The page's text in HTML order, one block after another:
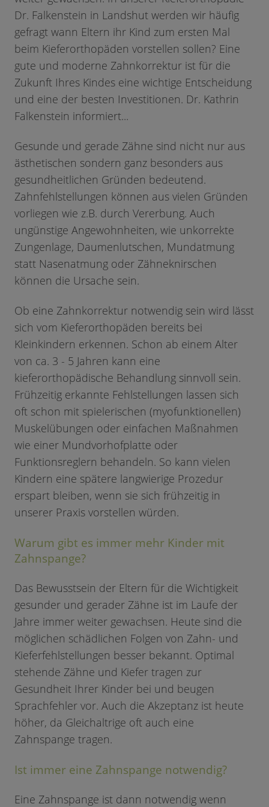
Dr. Falkenstein in Landshut werden wir häufig
gefragt wann Eltern ihr Kind zum ersten Mal
beim Kieferorthopäden vorstellen sollen? Eine
gute und moderne Zahnkorrektur ist für die
Zukunft Ihres Kindes eine wichtige Entscheidung
und eine der besten Investitionen. Dr. Kathrin
Falkenstein informiert...
Gesunde und gerade Zähne sind nicht nur aus
ästhetischen sondern ganz besonders aus
gesundheitlichen Gründen bedeutend.
Zahnfehlstellungen können aus vielen Gründen
vorliegen wie z.B. durch Vererbung. Auch
ungünstige Angewohnheiten, wie unkorrekte
Zungenlage, Daumenlutschen, Mundatmung
statt Nasenatmung oder Zähneknirschen
können die Ursache sein.
Ob eine Zahnkorrektur notwendig sein wird lässt
sich vom Kieferorthopäden bereits bei
Kleinkindern erkennen. Schon ab einem Alter
von ca. 3 - 5 Jahren kann eine
kieferorthopädische Behandlung sinnvoll sein.
Frühzeitig erkannte Fehlstellungen lassen sich
oft schon mit spielerischen (myofunktionellen)
Muskelübungen oder einfachen Maßnahmen
wie einer Mundvorhofplatte oder
Funktionsreglern behandeln. So kann vielen
Kindern eine spätere langwierige Prozedur
erspart bleiben, wenn sie sich frühzeitig in
unserer Praxis vorstellen würden.
Warum gibt es immer mehr Kinder mit
Zahnspange?
Das Bewusstsein der Eltern für die Wichtigkeit
gesunder und gerader Zähne ist im Laufe der
Jahre immer weiter gewachsen. Heute sind die
möglichen schädlichen Folgen von Zahn- und
Kieferfehlstellungen besser bekannt. Optimal
stehende Zähne und Kiefer tragen zur
Gesundheit Ihrer Kinder bei und beugen
Sprachfehler vor. Auch die Akzeptanz ist heute
höher, da Gleichaltrige oft auch eine
Zahnspange tragen.
Ist immer eine Zahnspange notwendig?
Eine Zahnspange ist dann notwendig wenn